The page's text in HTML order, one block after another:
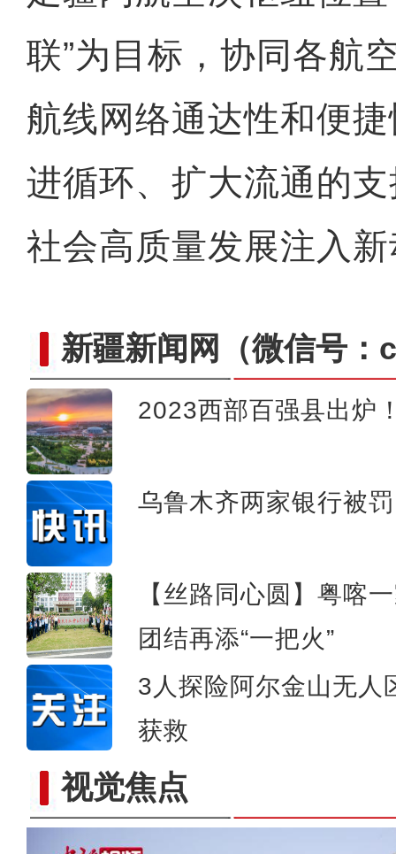
联”为目标，协同各航
航线网络通达性和便
进循环、扩大流通的
社会高质量发展注入
新疆新闻网 （微信号
2023西部百强县出炉
乌鲁木齐两家银行被罚
【丝路同心圆】粤喀
团结再添“一把火”
3人探险阿尔金山无人
获救
视觉焦点航拍“多巴胺”配色的新